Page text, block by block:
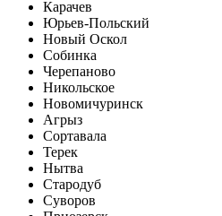
Карачев
Юрьев-Польский
Новый Оскол
Собинка
Черепаново
Никольское
Новомичуринск
Агрыз
Сортавала
Терек
Нытва
Стародуб
Суворов